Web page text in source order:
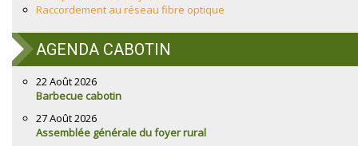
Raccordement au réseau fibre optique
AGENDA CABOTIN
22 Août 2026
Barbecue cabotin
27 Août 2026
Assemblée générale du foyer rural